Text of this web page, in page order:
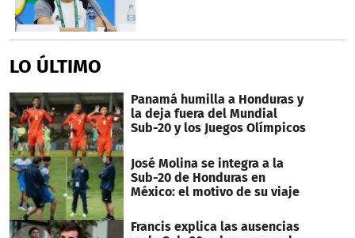
LO ÚLTIMO
Panamá humilla a Honduras y
la deja fuera del Mundial
Sub-20 y los Juegos Olímpicos
José Molina se integra a la
Sub-20 de Honduras en
México: el motivo de su viaje
Francis explica las ausencias